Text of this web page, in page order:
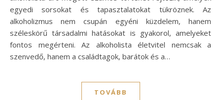
egyedi sorsokat és tapasztalatokat tükröznek. Az
alkoholizmus nem csupán egyéni küzdelem, hanem
széleskörű társadalmi hatásokat is gyakorol, amelyeket
fontos megérteni. Az alkoholista életvitel nemcsak a
szenvedő, hanem a családtagok, barátok és a…
TOVÁBB